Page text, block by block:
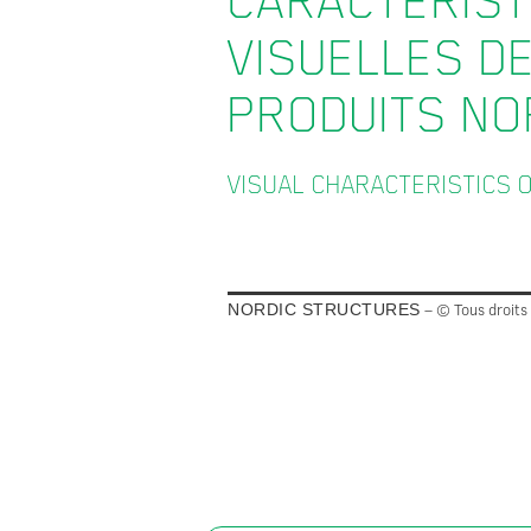
VISUELLES
PRODUITS
VISUAL CHARACTERISTICS
NORDIC STRUCTURES – © Tous